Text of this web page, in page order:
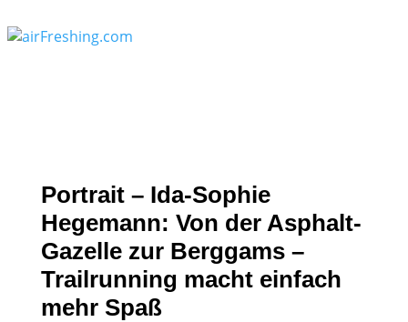
Portrait – Ida-Sophie
Hegemann: Von der Asphalt-
Gazelle zur Berggams –
Trailrunning macht einfach
mehr Spaß